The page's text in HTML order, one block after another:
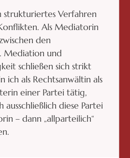
Verfahren
Als Mediatorin
den
Mediation und
schließen sich strikt
ich als Rechtsanwältin als
einer Partei tätig,
diese Partei
– dann „allparteilich“